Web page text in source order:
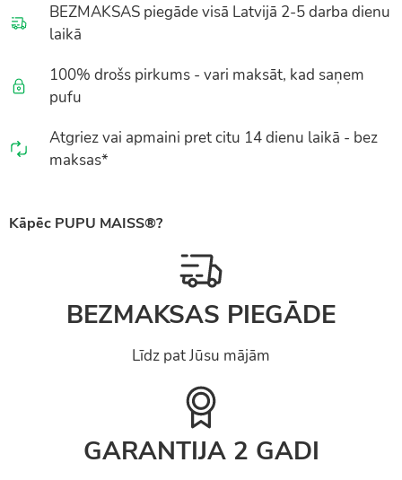
BEZMAKSAS piegāde visā Latvijā 2-5 darba dienu
laikā
100% drošs pirkums - vari maksāt, kad saņem
pufu
Atgriez vai apmaini pret citu 14 dienu laikā - bez
maksas*
Kāpēc PUPU MAISS®?
BEZMAKSAS PIEGĀDE
Līdz pat Jūsu mājām
GARANTIJA 2 GADI